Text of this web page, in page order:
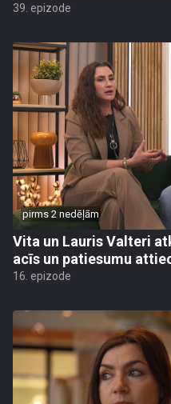
39. epizode
pirms 2 nedēļām
Vita un Lauris Valteri
acīs un patiesumu
16. epizode